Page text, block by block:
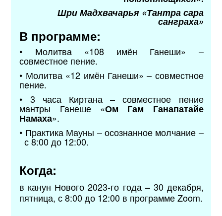
Шри Мадхвачарья «Тантра сара
санграха»
В программе:
• Молитва «108 имён Ганеши» –
совместное пение.
• Молитва «12 имён Ганеши» – совместное
пение.
• 3 часа Киртана – совместное пение
мантры Ганеше «Ом Гам Ганапатайе
Намаха».
• Практика Мауны – осознанное молчание –
с 8:00 до 12:00.
Когда:
в канун Нового 2023-го года – 30 декабря,
пятница, с 8:00 до 12:00 в программе Zoom.